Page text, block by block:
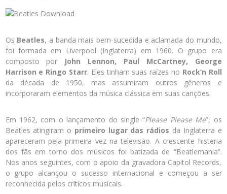
Os Beatles, a banda mais bem-sucedida e aclamada do mundo,
foi formada em Liverpool (Inglaterra) em 1960. O grupo era
composto por John Lennon, Paul McCartney, George
Harrison e Ringo Starr. Eles tinham suas raízes no Rock’n Roll
da década de 1950, mas assumiram outros gêneros e
incorporaram elementos da música clássica em suas canções.
Em 1962, com o lançamento do single “Please Please Me”, os
Beatles atingiram o primeiro lugar das rádios da Inglaterra e
apareceram pela primeira vez na televisão. A crescente histeria
dos fãs em torno dos músicos foi batizada de “Beatlemania”.
Nos anos seguintes, com o apoio da gravadora Capitol Records,
o grupo alcançou o sucesso internacional e começou a ser
reconhecida pelos críticos musicais.